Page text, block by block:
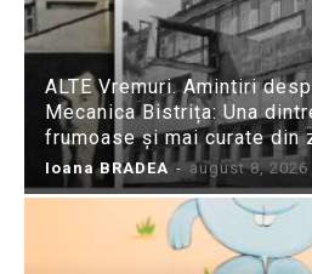
ALTE Vremuri. Amintiri
Mecanica Bistrița: Una
frumoase și mai curate din
Ioana BRADEA - august 8, 2026